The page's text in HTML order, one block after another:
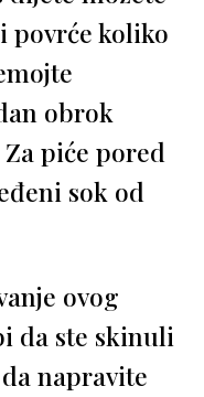
koliko
obrok
piće pored
sok od
ovog
da ste skinuli
napravite